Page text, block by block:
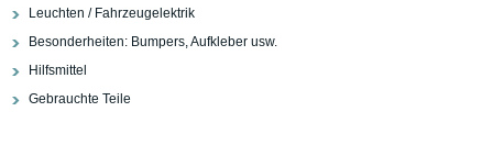
Leuchten / Fahrzeugelektrik
Besonderheiten: Bumpers, Aufkleber usw.
Hilfsmittel
Gebrauchte Teile